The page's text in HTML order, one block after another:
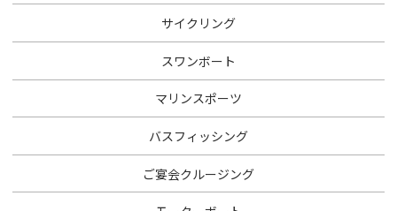
サイクリング
スワンボート
マリンスポーツ
バスフィッシング
ご宴会クルージング